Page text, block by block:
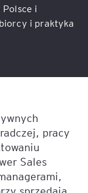
i
i praktyka
pracy
Sales